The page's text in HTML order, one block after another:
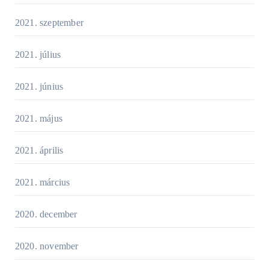
2021. szeptember
2021. július
2021. június
2021. május
2021. április
2021. március
2020. december
2020. november